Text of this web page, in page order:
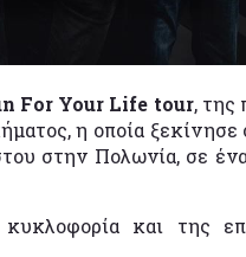
For Your Life tour, της
η οποία ξεκίνησε
στην Πολωνία, σε
και της